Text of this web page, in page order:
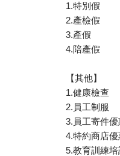
1.特別假
2.產檢假
3.產假
4.陪產假
【其他】
1.健康檢查
2.員工制服
3.員工寄件優
4.特約商店優
5.教育訓練